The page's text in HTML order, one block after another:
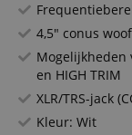
4,5" conus
Mogelijkheden
en HIGH TRIM
XLR/TRS-jack
Kleur: Wit